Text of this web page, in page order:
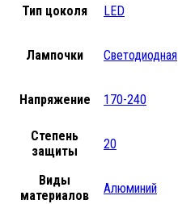
Тип цоколя LED
Лампочки Светодиодная
Напряжение 170-240
Степень
защиты
20
Виды
материалов
Алюминий